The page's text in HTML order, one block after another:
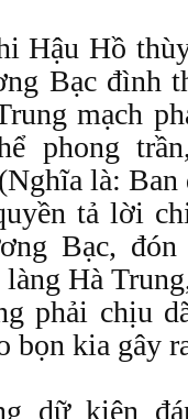
Hậu Hồ
Bạc đình
mạch
phong
là:
tả lời
Bạc,
Hà
phải chịu
bọn kia gây
dữ kiện